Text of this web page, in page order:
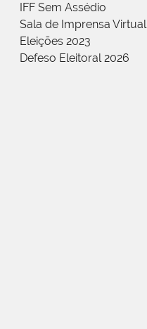
IFF Sem Assédio
Sala de Imprensa Virtual
Eleições 2023
Defeso Eleitoral 2026